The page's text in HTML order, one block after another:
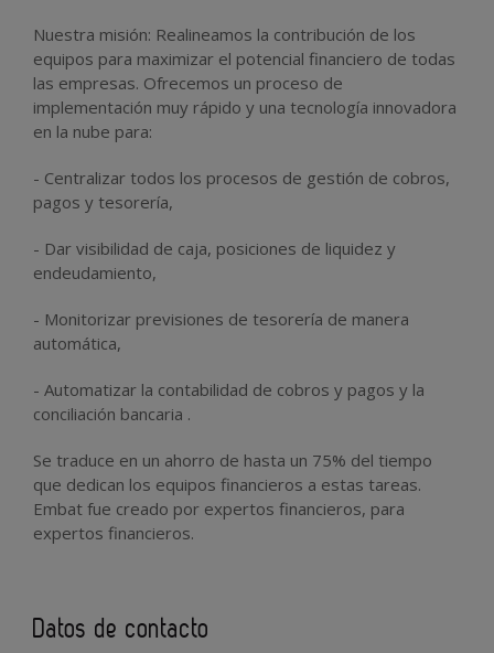
Nuestra misión: Realineamos la contribución de los
equipos para maximizar el potencial financiero de todas
las empresas. Ofrecemos un proceso de
implementación muy rápido y una tecnología innovadora
en la nube para:
- Centralizar todos los procesos de gestión de cobros,
pagos y tesorería,
- Dar visibilidad de caja, posiciones de liquidez y
endeudamiento,
- Monitorizar previsiones de tesorería de manera
automática,
- Automatizar la contabilidad de cobros y pagos y la
conciliación bancaria .
Se traduce en un ahorro de hasta un 75% del tiempo
que dedican los equipos financieros a estas tareas.
Embat fue creado por expertos financieros, para
expertos financieros.
Datos de contacto